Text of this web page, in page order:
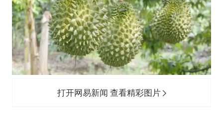
打开网易新闻 查看精彩图片